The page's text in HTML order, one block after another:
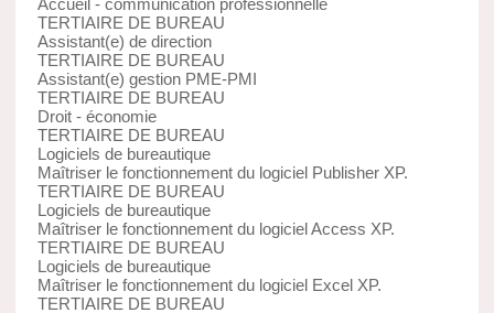
TERTIAIRE DE BUREAU
Assistant(e) de direction
TERTIAIRE DE BUREAU
Assistant(e) gestion PME-PMI
TERTIAIRE DE BUREAU
Droit - économie
TERTIAIRE DE BUREAU
Logiciels de bureautique
Maîtriser le fonctionnement du logiciel Publisher XP.
TERTIAIRE DE BUREAU
Logiciels de bureautique
Maîtriser le fonctionnement du logiciel Access XP.
TERTIAIRE DE BUREAU
Logiciels de bureautique
Maîtriser le fonctionnement du logiciel Excel XP.
TERTIAIRE DE BUREAU